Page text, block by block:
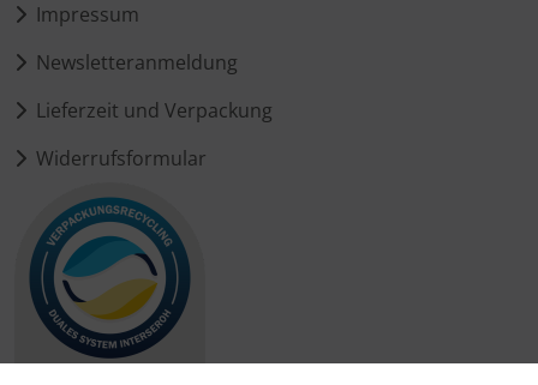
Impressum
Newsletteranmeldung
Lieferzeit und Verpackung
Widerrufsformular